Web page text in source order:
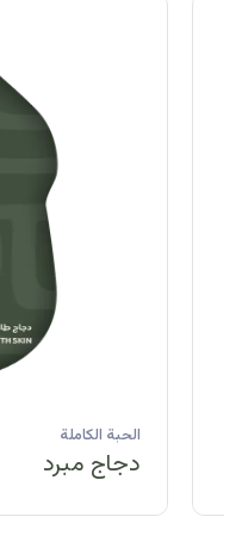
الحبة الكاملة
دجاج مبرد